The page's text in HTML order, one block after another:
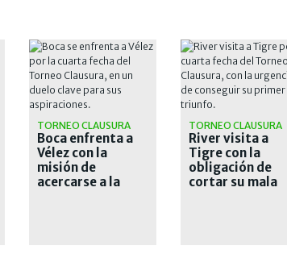
TORNEO CLAUSURA
Boca enfrenta a
Vélez con la
misión de
acercarse a la
TORNEO CLAUSURA
River visita a
Tigre con la
obligación de
cortar su mala